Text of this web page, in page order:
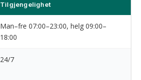
Tilgjengelighet
Man–fre 07:00–23:00, helg 09:00–
18:00
24/7